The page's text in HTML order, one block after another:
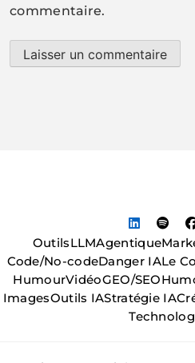
commentaire.
OutilsLLMAgentique
Code/No-codeDanger IALe
HumourVidéoGEO/SEO
ImagesOutils IAStratégie IA